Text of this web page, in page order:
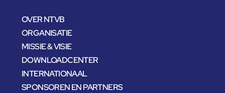
OVER NTVB
ORGANISATIE
MISSIE & VISIE
DOWNLOADCENTER
INTERNATIONAAL
SPONSOREN EN PARTNERS